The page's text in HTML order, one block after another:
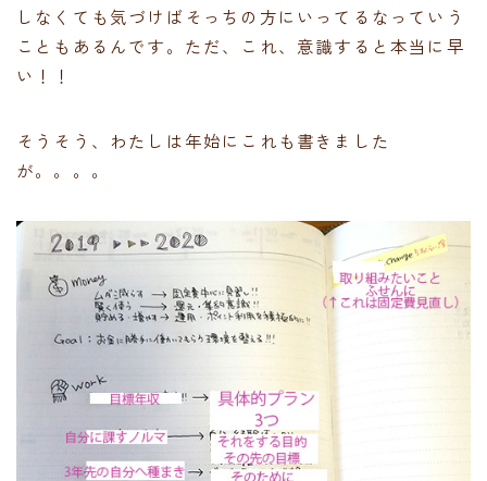
しなくても気づけばそっちの方にいってるなっていう
こともあるんです。ただ、これ、意識すると本当に早
い！！
そうそう、わたしは年始にこれも書きました
が。。。。